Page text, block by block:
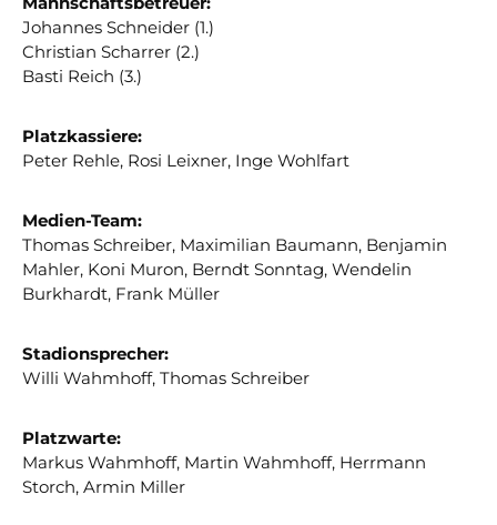
Johannes Schneider (1.)
Christian Scharrer (2.)
Basti Reich (3.)
Platzkassiere:
Peter Rehle, Rosi Leixner, Inge Wohlfart
Medien-Team:
Thomas Schreiber, Maximilian Baumann, Benjamin
Mahler, Koni Muron, Berndt Sonntag, Wendelin
Burkhardt, Frank Müller
Stadionsprecher:
Willi Wahmhoff, Thomas Schreiber
Platzwarte:
Markus Wahmhoff, Martin Wahmhoff, Herrmann
Storch, Armin Miller